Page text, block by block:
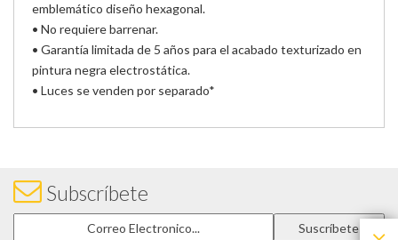
emblemático diseño hexagonal.
• No requiere barrenar.
• Garantía limitada de 5 años para el acabado texturizado en
pintura negra electrostática.
• Luces se venden por separado*
Subscríbete